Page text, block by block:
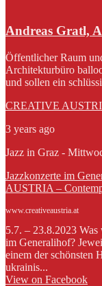
Andreas Gratl,
Öffentlicher Raum
Architekturbüro
und sollen ein
CREATIVE
3 years ago
Jazz in Graz -
Jazzkonzerte im
AUSTRIA –
www.creativeaustria.at
5.7. – 23.8.2023 Was
im Generalihof?
einem der schönsten
ukrainis...
View on Facebook